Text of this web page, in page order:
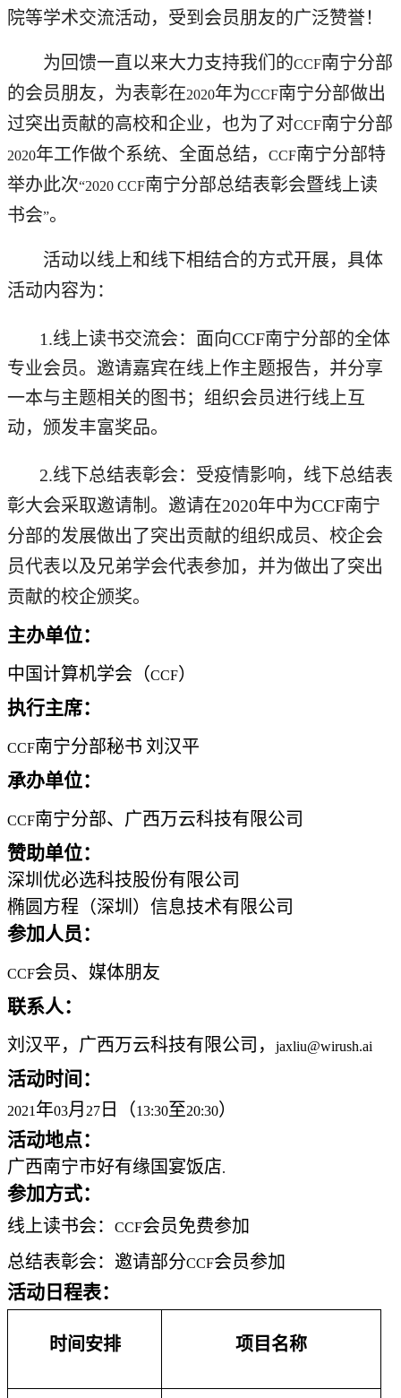
院等学术交流活动，受到会员朋友的广泛赞誉！
为回馈一直以来大力支持我们的CCF南宁分部
的会员朋友，为表彰在2020年为CCF南宁分部做出
过突出贡献的高校和企业，也为了对CCF南宁分部
2020年工作做个系统、全面总结， CCF南宁分部特
举办此次“2020 CCF南宁分部总结表彰会暨线上读
书会”。
活动以线上和线下相结合的方式开展，具体
活动内容为：
1.线上读书交流会：面向CCF南宁分部的全体
专业会员。邀请嘉宾在线上作主题报告，并分享
一本与主题相关的图书；组织会员进行线上互
动，颁发丰富奖品。
2.线下总结表彰会：受疫情影响，线下总结表
彰大会采取邀请制。邀请在2020年中为CCF南宁
分部的发展做出了突出贡献的组织成员、校企会
员代表以及兄弟学会代表参加，并为做出了突出
贡献的校企颁奖。
主办单位：
中国计算机学会（CCF）
执行主席：
CCF南宁分部秘书 刘汉平
承办单位：
CCF南宁分部、广西万云科技有限公司
赞助单位：
深圳优必选科技股份有限公司
椭圆方程（深圳）信息技术有限公司
参加人员：
CCF会员、媒体朋友
联系人：
刘汉平，广西万云科技有限公司， jaxliu@wirush.ai
活动时间：
2021 年03月 27 日（13:30至20:30）
活动地点：
广西南宁市好有缘国宴饭店.
参加方式：
线上读书会： CCF会员免费参加
总结表彰会：邀请部分CCF会员参加
活动日程表：
时间安排 项目名称